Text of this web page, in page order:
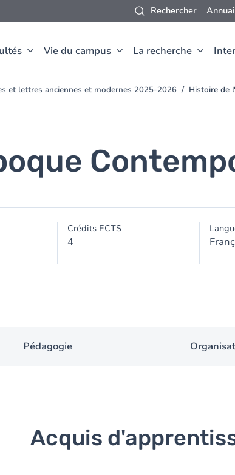
Rechercher
Vie du campus La recherche
et lettres anciennes et modernes 2025-2026 Histoire de
Crédits ECTS
4
Pédagogie
Acquis